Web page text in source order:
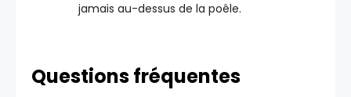
jamais au-dessus de la poêle.
Questions fréquentes